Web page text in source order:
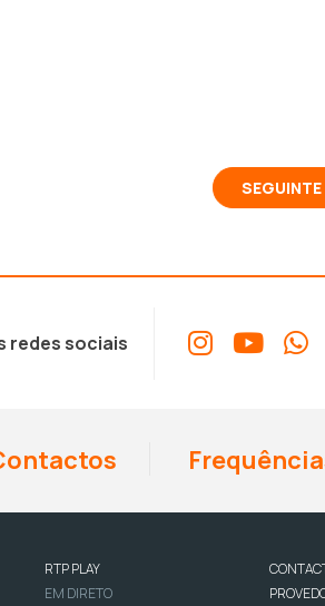
SEGUINTE
redes sociais
RTP PLAY
EM DIRETO